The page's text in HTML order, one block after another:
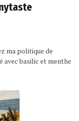
ma politique de
avec basilic et menthe